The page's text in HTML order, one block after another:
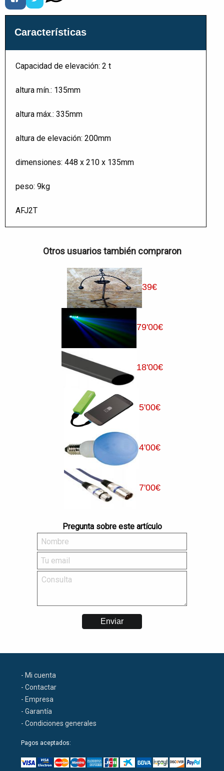
Características
Capacidad de elevación: 2 t
altura mín.: 135mm
altura máx.: 335mm
altura de elevación: 200mm
dimensiones: 448 x 210 x 135mm
peso: 9kg
AFJ2T
Otros usuarios también compraron
39€
79'00€
18'00€
5'00€
4'00€
7'00€
Pregunta sobre este artículo
- Mi cuenta
- Contactar
- Empresa
- Garantía
- Condiciones generales
Pagos aceptados: